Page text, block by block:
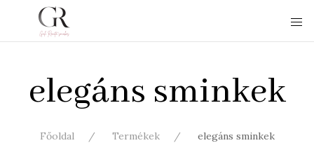
elegáns sminkek
Főoldal Termékek elegáns sminkek